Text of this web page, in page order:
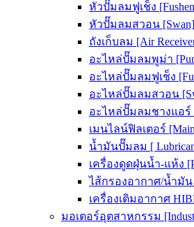
หัวปั๊มลมฟูเช็ง
หัวปั๊มลมสวอน [Swan]
ถังเก็บลม [Air
อะไหล่ปั๊มลมพูม่า
อะไหล่ปั๊มลมฟูเช็ง
อะไหล่ปั๊มลมสวอน
อะไหล่ปั๊มลมชางแอร์
เมนไลน์ฟิลเตอร์
น้ำมันปั๊มลม [
เครื่องดูดฝุ่นน้ำ-แห้ง
ไส้กรองอากาศ/น้ำมัน
เครื่องเติมอากาศ
มอเตอร์อุตสาหกรรม